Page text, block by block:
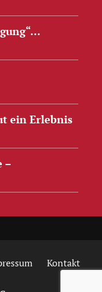
ein Erlebnis
–
Kontakt